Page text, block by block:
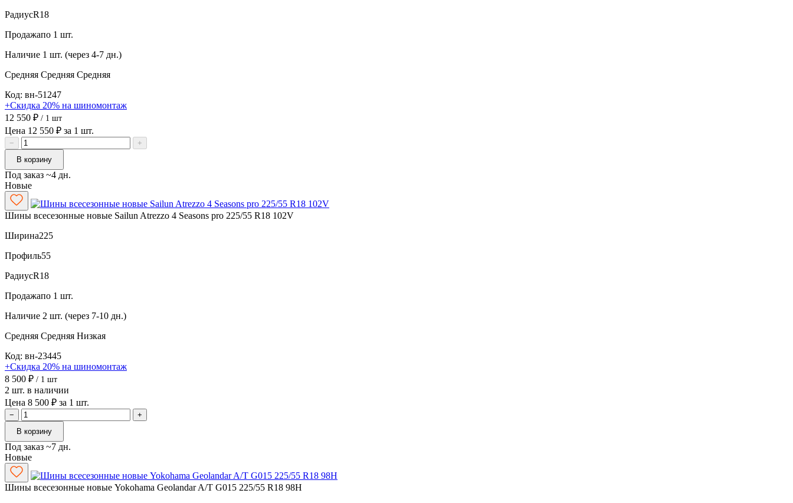
РадиусR18
Продажапо 1 шт.
Наличие 1 шт. (через 4-7 дн.)
Средняя Средняя Средняя
Код: вн-51247
+Скидка 20% на шиномонтаж
12 550 ₽ / 1 шт
Цена 12 550 ₽ за 1 шт.
−
+
В корзину
Под заказ ~4 дн.
Новые
Шины всесезонные новые Sailun Atrezzo 4 Seasons pro 225/55 R18 102V
Ширина225
Профиль55
РадиусR18
Продажапо 1 шт.
Наличие 2 шт. (через 7-10 дн.)
Средняя Средняя Низкая
Код: вн-23445
+Скидка 20% на шиномонтаж
8 500 ₽ / 1 шт
2 шт. в наличии
Цена 8 500 ₽ за 1 шт.
−
+
В корзину
Под заказ ~7 дн.
Новые
Шины всесезонные новые Yokohama Geolandar A/T G015 225/55 R18 98H